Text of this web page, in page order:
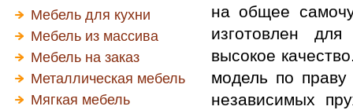
Мебель для кухни
Мебель из массива
Мебель на заказ
Металлическая мебель
Мягкая мебель
на общее
изготовлен
высокое
модель по
независимых